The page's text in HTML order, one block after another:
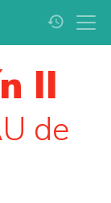
history
II
de